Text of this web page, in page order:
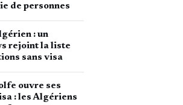
de personnes
: un
rejoint la liste
sans visa
ouvre ses
: les Algériens